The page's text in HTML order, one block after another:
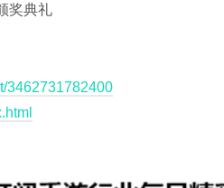
奖典礼
3462731782400